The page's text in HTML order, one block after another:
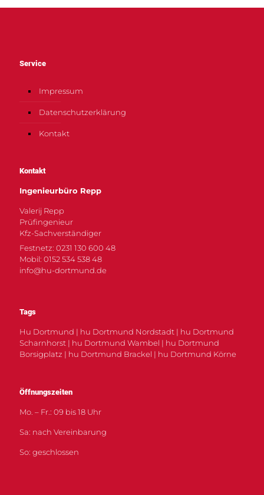
Service
Impressum
Datenschutzerklärung
Kontakt
Kontakt
Ingenieurbüro Repp
Valerij Repp
Prüfingenieur
Kfz-Sachverständiger
Festnetz: 0231 130 600 48
Mobil: 0152 534 538 48
info@hu-dortmund.de
Tags
Hu Dortmund | hu Dortmund Nordstadt | hu Dortmund
Scharnhorst | hu Dortmund Wambel | hu Dortmund
Borsigplatz | hu Dortmund Brackel | hu Dortmund Körne
Öffnungszeiten
Mo. – Fr.: 09 bis 18 Uhr
Sa: nach Vereinbarung
So: geschlossen